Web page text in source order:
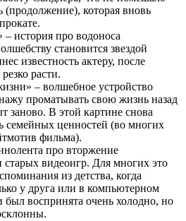
(продолжение), которая вновь
история про водоноса
становится звездой
известность актеру, после
расти.
– волшебное устройство
проматывать свою жизнь назад
заново. В этой картине снова
семейных ценностей (во многих
фильма).
про вторжение
видеоигр. Для многих это
из детства, когда
у друга или в компьютерном
воспринята очень холодно, но